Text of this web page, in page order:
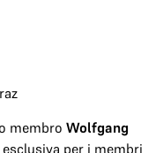
membro Wolfgang
per i membri